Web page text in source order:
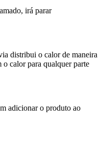
irá parar
distribui o calor de maneira
calor para qualquer parte
adicionar o produto ao